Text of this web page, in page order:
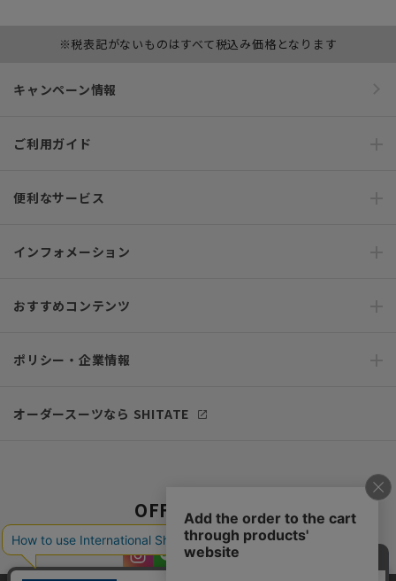
※税表記がないものはすべて税込み価格となります
キャンペーン情報
ご利用ガイド
便利なサービス
インフォメーション
おすすめコンテンツ
ポリシー・企業情報
オーダースーツなら SHITATE
OFFICIAL SNS